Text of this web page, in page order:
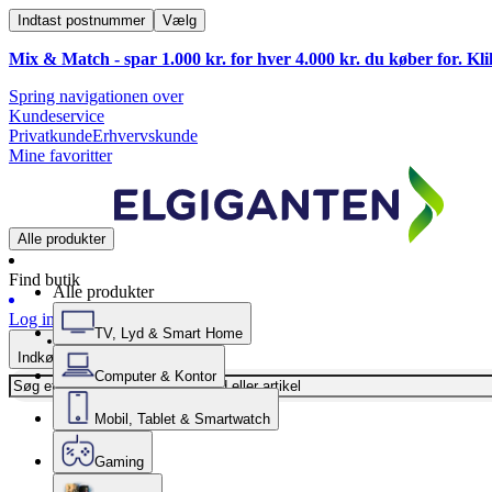
Indtast postnummer Vælg
Mix & Match - spar 1.000 kr. for hver 4.000 kr. du køber for.
Spring navigationen over
Kundeservice
PrivatkundeErhvervskunde
Mine favoritter
Alle produkter
Find butik
Log ind
Indkøbskurv
Alle produkter
TV, Lyd & Smart Home
Computer & Kontor
Mobil, Tablet & Smartwatch
Gaming